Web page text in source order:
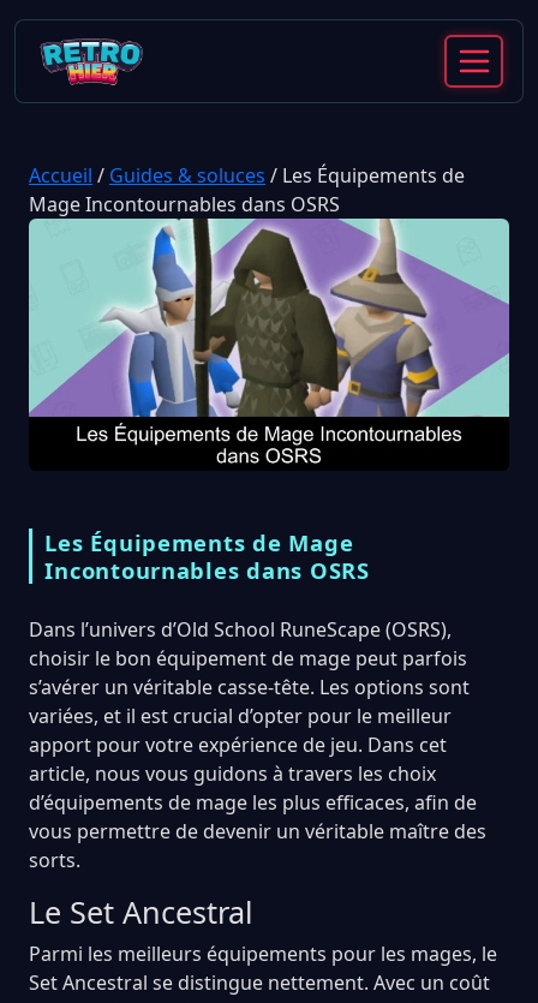
Accueil / Guides & soluces / Les Équipements de
Mage Incontournables dans OSRS
Les Équipements de Mage
Incontournables dans OSRS
Dans l’univers d’Old School RuneScape (OSRS),
choisir le bon équipement de mage peut parfois
s’avérer un véritable casse-tête. Les options sont
variées, et il est crucial d’opter pour le meilleur
apport pour votre expérience de jeu. Dans cet
article, nous vous guidons à travers les choix
d’équipements de mage les plus efficaces, afin de
vous permettre de devenir un véritable maître des
sorts.
Le Set Ancestral
Parmi les meilleurs équipements pour les mages, le
Set Ancestral se distingue nettement. Avec un coût